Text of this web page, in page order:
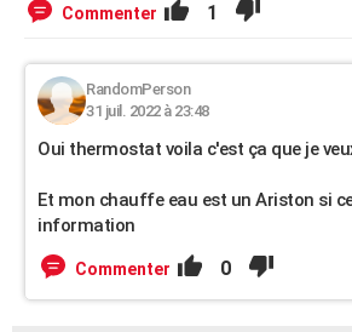
Commenter 1
RandomPerson
31 juil. 2022 à 23:48
Oui thermostat voila c'est ça que je
Et mon chauffe eau est un Ariston si
information
Commenter 0